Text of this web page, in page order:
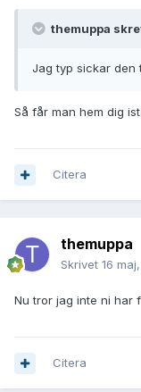
themuppa
Jag typ sickar den
Så får man hem dig
Citera
themuppa
Skrivet 16
Nu tror jag inte ni har
Citera